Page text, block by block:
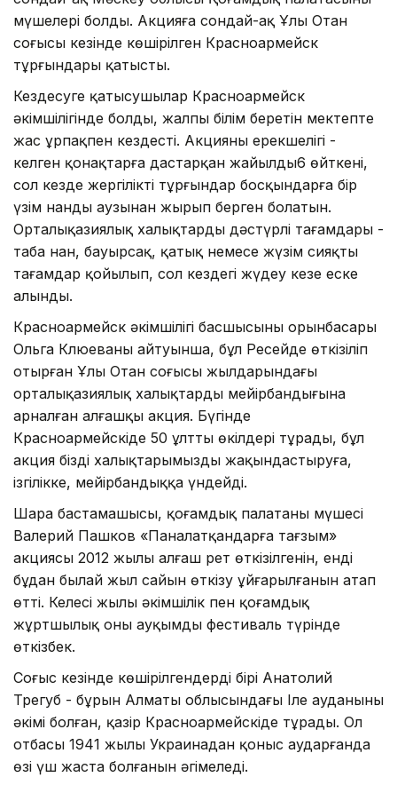
мүшелері болды. Акцияға сондай-ақ Ұлы Отан
соғысы кезінде көшірілген Красноармейск
тұрғындары қатысты.
Кездесуге қатысушылар Красноармейск
әкімшілігінде болды, жалпы білім беретін мектепте
жас ұрпақпен кездесті. Акцияның ерекшелігі -
келген қонақтарға дастарқан жайылды6 өйткені,
сол кезде жергілікті тұрғындар босқындарға бір
үзім нанды аузынан жырып берген болатын.
Орталықазиялық халықтардың дәстүрлі тағамдары -
таба нан, бауырсақ, қатық немесе жүзім сияқты
тағамдар қойылып, сол кездегі жүдеу кезең еске
алынды.
Красноармейск әкімшілігі басшысының орынбасары
Ольга Клюеваның айтуынша, бұл Ресейде өткізіліп
отырған Ұлы Отан соғысы жылдарындағы
орталықазиялық халықтардың мейірбандығына
арналған алғашқы акция. Бүгінде
Красноармейскіде 50 ұлттың өкілдері тұрады, бұл
акция біздің халықтарымызды жақындастыруға,
ізгілікке, мейірбандыққа үндейді.
Шара бастамашысы, қоғамдық палатаның мүшесі
Валерий Пашков «Паналатқандарға тағзым»
акциясы 2012 жылы алғаш рет өткізілгенін, енді
бұдан былай жыл сайын өткізу ұйғарылғанын атап
өтті. Келесі жылы әкімшілік пен қоғамдық
жұртшылық оны ауқымды фестиваль түрінде
өткізбек.
Соғыс кезінде көшірілгендердің бірі Анатолий
Трегуб - бұрын Алматы облысындағы Іле ауданының
әкімі болған, қазір Красноармейскіде тұрады. Ол
отбасы 1941 жылы Украинадан қоныс аударғанда
өзі үш жаста болғанын әңгімеледі.